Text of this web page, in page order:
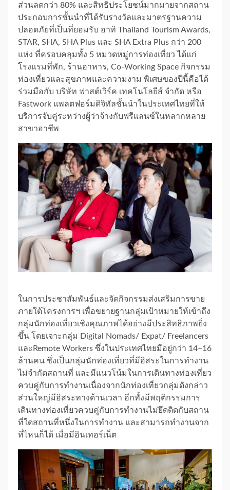
ส่วนลดกว่า 80% และสิทธิประโยชน์มากมายจากสถาน
ประกอบการชั้นนำที่ได้รับรางวัลและมาตรฐานความ
ปลอดภัยที่เป็นที่ยอมรับ อาทิ Thailand Tourism Awards,
STAR, SHA, SHA Plus และ SHA Extra Plus กว่า 200
แห่ง ที่ครอบคลุมทั้ง 5 หมวดหมู่การท่องเที่ยว ได้แก่
โรงแรมที่พัก, ร้านอาหาร, Co-Working Space กิจกรรม
ท่องเที่ยวและสุขภาพและความงาม พิเศษของปีนี้คือได้
ร่วมมือกับ บริษัท ฟาสต์เวิร์ค เทคโนโลยีส์ จำกัด หรือ
Fastwork แพลตฟอร์มดิจิทัลชั้นนำในประเทศไทยที่ให้
บริการจับคู่ระหว่างผู้ว่าจ้างกับฟรีแลนซ์ในหลากหลาย
สาขาอาชีพ
ในการประชาสัมพันธ์และจัดกิจกรรมส่งเสริมการขาย
ภายใต้โครงการฯ เพื่อขยายฐานกลุ่มเป้าหมายให้เข้าถึง
กลุ่มนักท่องเที่ยวเชิงคุณภาพได้อย่างมีประสิทธิภาพยิ่ง
ขึ้น โดยเจาะกลุ่ม Digital Nomads/ Expat/ Freelancers
และRemote Workers ซึ่งในประเทศไทยมีอยู่กว่า 14–16
ล้านคน ซึ่งเป็นกลุ่มนักท่องเที่ยวที่มีอิสระในการทำงาน
ไม่จำกัดสถานที่ และมีแนวโน้มในการเดินทางท่องเที่ยว
ควบคู่กับการทำงานเนื่องจากนักท่องเที่ยวกลุ่มดังกล่าว
ส่วนใหญ่มีอิสระทางด้านเวลา อีกทั้งมีพฤติกรรมการ
เดินทางท่องเที่ยวควบคู่กับการทำงานไม่ยึดติดกับสถาน
ที่ใดสถานที่หนึ่งในการทำงาน และสามารถทำงานจาก
ที่ไหนก็ได้ เมื่อมีอินเทอร์เน็ต